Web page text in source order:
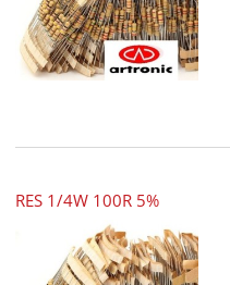
RES 1/4W 100R 5%